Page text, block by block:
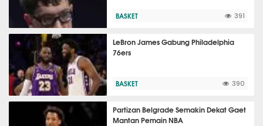
BASKET 391
LeBron James Gabung Philadelphia
76ers
BASKET 390
Partizan Belgrade Semakin Dekat Gaet
Mantan Pemain NBA